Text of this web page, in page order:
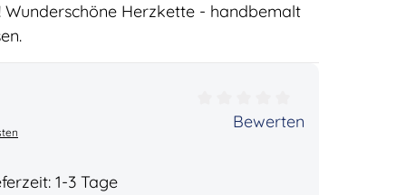
Wunderschöne Herzkette - handbemalt
Bewerten
1-3 Tage